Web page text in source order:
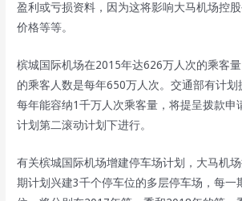
盈利或亏损资料，因为这将影响大马机场控
价格等等。
槟城国际机场在2015年达626万人次的乘客
的乘客人数是每年650万人次。交通部有计划
每年能容纳1千万人次乘客量，将提呈拨款申
计划第二滚动计划下进行。
有关槟城国际机场增建停车场计划，大马机
期计划兴建3千个停车位的多层停车场，每一